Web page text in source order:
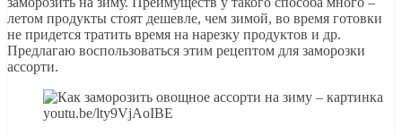
летом продукты стоят дешевле, чем зимой, во время готовки
не придется тратить время на нарезку продуктов и др.
Предлагаю воспользоваться этим рецептом для заморозки
ассорти.
youtu.be/lty9VjAoIBE